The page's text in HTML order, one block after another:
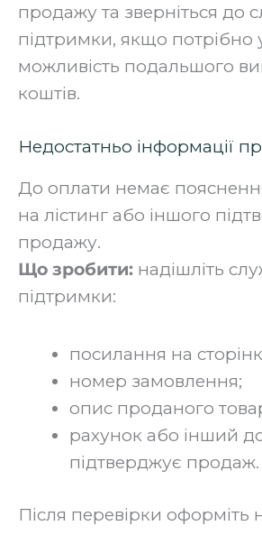
продажу та зверніться до
підтримки, якщо потрібно
можливість подальшого
коштів.
Недостатньо інформації
До оплати немає
на лістинг або іншого
продажу.
Що зробити: надішліть
підтримки:
посилання на
номер замовлення;
опис проданого
рахунок або інший
підтверджує продаж.
Після перевірки оформіть